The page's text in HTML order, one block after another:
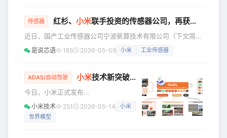
以及用于住宅的LTE或5G CPE接入设
家庭网络接入的新款外籍设备，今后想
进入美国市场，都会面临严格的进口限
网神器”将很难踏上美国国土。 不
传感器 红杉、 小米联手投资的传感器公司，再获新一轮融资！
近日，国产工业传感器公司宁波新算技术有限公司（下文简称
“新算技术”），官宣获得新一轮A轮融资，本轮融资投资方为
下投资平台，华立集团是中国电工仪表行业规模最大的企业，
并实现多元化经营；Evergreen Dynamics为电动汽车解决方
案供应商；宁波创投引导基金为宁
是说芯语 165 2026-05-09 小米 工业传感器
ADAS/自动驾驶 小米技术新突破！Xiaomi OneVL 自动驾驶模型正式发布并全面开源
今日，小米正式发布
—— Xiaomi OneVL：一步式潜空间语言
视觉推理框架。该模型在业内率先实现
小米技术 251 2026-05-14
小米
世界模型